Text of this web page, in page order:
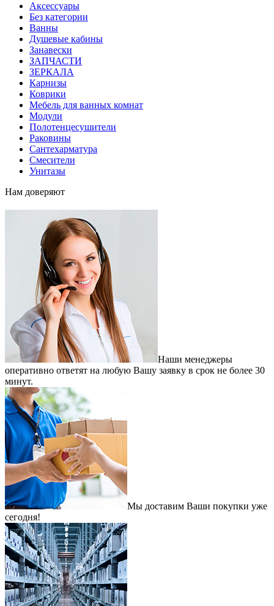
Аксессуары
Без категории
Ванны
Душевые кабины
Занавески
ЗАПЧАСТИ
ЗЕРКАЛА
Карнизы
Коврики
Мебель для ванных комнат
Модули
Полотенцесушители
Раковины
Сантехарматура
Смесители
Унитазы
Нам доверяют
Наши менеджеры
оперативно ответят на любую Вашу заявку в срок не более 30
минут.
Мы доставим Ваши покупки уже
сегодня!